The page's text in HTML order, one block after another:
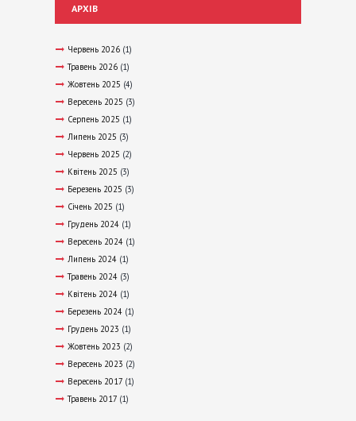
АРХІВ
Червень 2026 (1)
Травень 2026 (1)
Жовтень 2025 (4)
Вересень 2025 (3)
Серпень 2025 (1)
Липень 2025 (3)
Червень 2025 (2)
Квітень 2025 (3)
Березень 2025 (3)
Січень 2025 (1)
Грудень 2024 (1)
Вересень 2024 (1)
Липень 2024 (1)
Травень 2024 (3)
Квітень 2024 (1)
Березень 2024 (1)
Грудень 2023 (1)
Жовтень 2023 (2)
Вересень 2023 (2)
Вересень 2017 (1)
Травень 2017 (1)